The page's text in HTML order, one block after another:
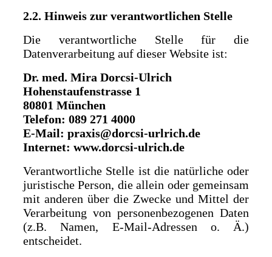
2.2. Hinweis zur verantwortlichen Stelle
Die verantwortliche Stelle für die
Datenverarbeitung auf dieser Website ist:
Dr. med. Mira Dorcsi-Ulrich
Hohenstaufenstrasse 1
80801 München
Telefon: 089 271 4000
E-Mail: praxis@dorcsi-urlrich.de
Internet: www.dorcsi-ulrich.de
Verantwortliche Stelle ist die natürliche oder
juristische Person, die allein oder gemeinsam
mit anderen über die Zwecke und Mittel der
Verarbeitung von personenbezogenen Daten
(z.B. Namen, E-Mail-Adressen o. Ä.)
entscheidet.